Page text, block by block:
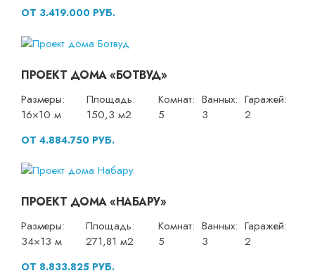
ОТ 3.419.000 РУБ.
ПРОЕКТ ДОМА «БОТВУД»
Размеры:
16×10 м
Площадь:
150,3 м2
Комнат:
5
Ванных:
3
Гаражей:
2
ОТ 4.884.750 РУБ.
ПРОЕКТ ДОМА «НАБАРУ»
Размеры:
34×13 м
Площадь:
271,81 м2
Комнат:
5
Ванных:
3
Гаражей:
2
ОТ 8.833.825 РУБ.